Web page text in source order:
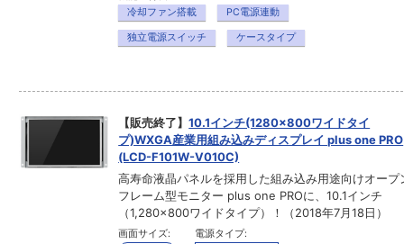
冷却ファン搭載
PC電源連動
独立電源スイッチ ケースタイプ
【販売終了】10.1インチ(1280×800ワイドタイ
プ)WXGA産業用組み込みディスプレイ plus one PRO
(LCD-F101W-V010C)
高寿命液晶パネルを採用した組み込み用途向けオープ
フレーム型モニター plus one PROに、10.1インチ
（1,280×800ワイドタイプ）！（2018年7月18日）
画面サイズ:
電源タイプ: